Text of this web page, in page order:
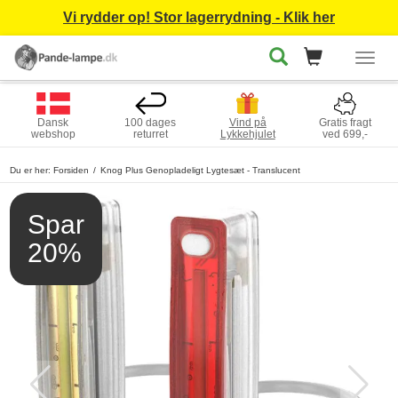
Vi rydder op! Stor lagerrydning - Klik her
Dansk
webshop
100 dages
returret
Vind på
Lykkehjulet
Gratis fragt
ved 699,-
Du er her: Forsiden Knog Plus Genopladeligt Lygtesæt - Translucent
Spar
20%